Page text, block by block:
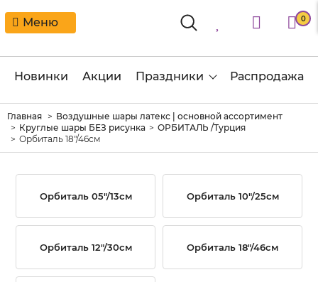
Меню 0
Новинки Акции Праздники Распродажа
Главная
Воздушные шары латекс | основной ассортимент
Круглые шары БЕЗ рисунка
ОРБИТАЛЬ /Турция
Орбиталь 18"/46см
Орбиталь 05"/13см Орбиталь 10"/25см
Орбиталь 12"/30см Орбиталь 18"/46см